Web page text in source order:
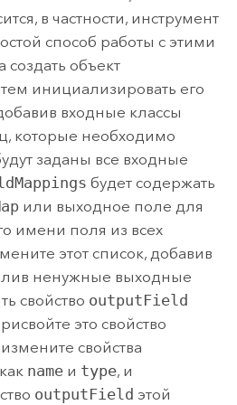
в частности, инструмент
способ работы с этими
создать объект
инициализировать его
входные классы
которые необходимо
заданы все входные
будет содержать
или выходное поле для
имени поля из всех
этот список, добавив
ненужные выходные
свойство outputField
это свойство
свойства
nameи type, и
outputField этой